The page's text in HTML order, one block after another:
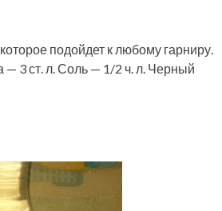
подойдет к любому гарниру.
— 3 ст. л. Соль — 1/2 ч. л. Черный